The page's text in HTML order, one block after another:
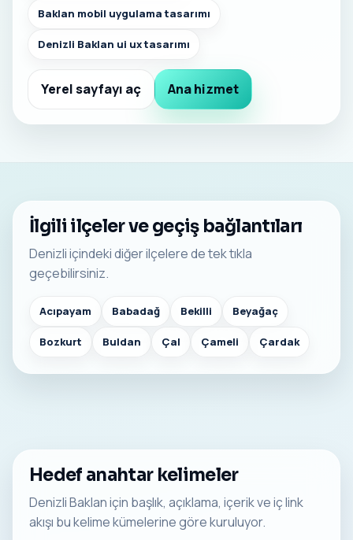
Baklan mobil uygulama tasarımı
Denizli Baklan ui ux tasarımı
Yerel sayfayı aç Ana hizmet
İlgili ilçeler ve geçiş bağlantıları
Denizli içindeki diğer ilçelere de tek tıkla
geçebilirsiniz.
Acıpayam Babadağ Bekilli Beyağaç
Bozkurt Buldan Çal Çameli Çardak
Hedef anahtar kelimeler
Denizli Baklan için başlık, açıklama, içerik ve iç link
akışı bu kelime kümelerine göre kuruluyor.